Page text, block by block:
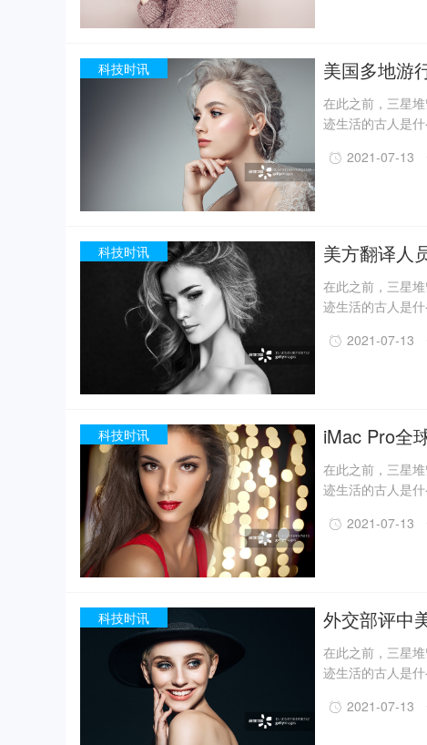
精美牙雕残件、
科技时讯 美国多地游
在此之前，三星
迹生活的古人是
事实上，上世纪
精美牙雕残件、
2021-07-13
科技时讯 美方翻译人
在此之前，三星
迹生活的古人是
事实上，上世纪
精美牙雕残件、
2021-07-13
科技时讯 iMac Pro全
在此之前，三星
迹生活的古人是
事实上，上世纪
精美牙雕残件、
2021-07-13
科技时讯 外交部评中
在此之前，三星
迹生活的古人是
事实上，上世纪
2021-07-13